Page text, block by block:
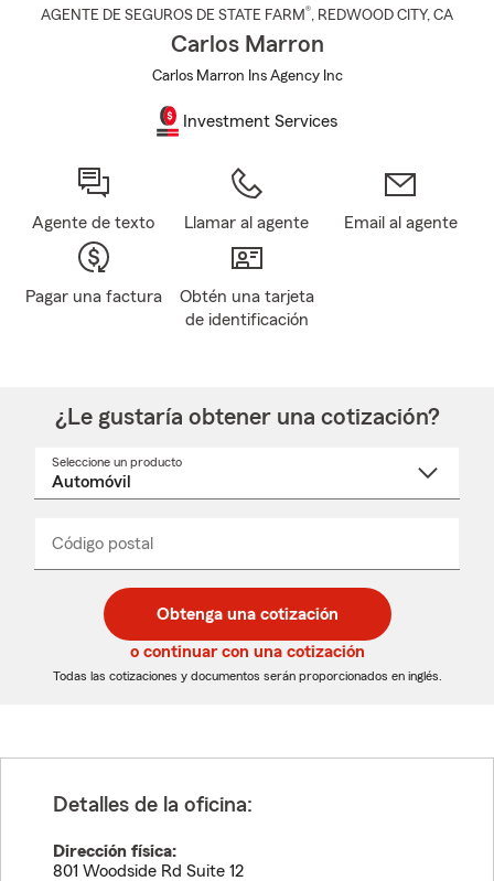
AGENTE DE SEGUROS DE STATE FARM®, REDWOOD CITY, CA
Carlos Marron
Carlos Marron Ins Agency Inc
Investment Services
Agente de texto Llamar al agente Email al agente
Pagar una factura
Obtén una tarjeta
de identificación
¿Le gustaría obtener una cotización?
Seleccione un producto
desplegable
Código postal
de
5
dígitos
de
5
dígitos
_____
Obtenga una cotización
o continuar con una cotización
Todas las cotizaciones y documentos serán proporcionados en inglés.
Detalles de la oficina:
Dirección física:
801 Woodside Rd Suite 12